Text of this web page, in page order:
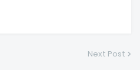
Next Post